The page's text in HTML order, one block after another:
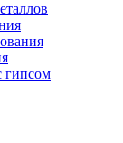
гипсом